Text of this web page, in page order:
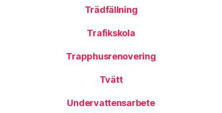
Trädfällning
Trafikskola
Trapphusrenovering
Tvätt
Undervattensarbete